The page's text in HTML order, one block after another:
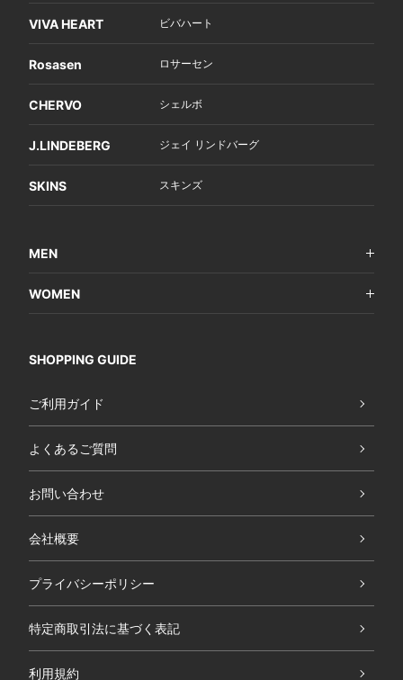
VIVA HEART ビバハート
Rosasen ロサーセン
CHERVO シェルボ
J.LINDEBERG ジェイ リンドバーグ
SKINS スキンズ
MEN
WOMEN
SHOPPING GUIDE
ご利用ガイド
よくあるご質問
お問い合わせ
会社概要
プライバシーポリシー
特定商取引法に基づく表記
利用規約